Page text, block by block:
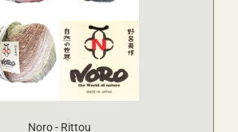
Noro - Rittou